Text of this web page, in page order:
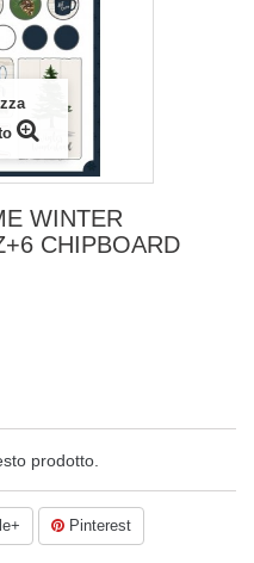
WINTER
CHIPBOARD
prodotto.
Pinterest